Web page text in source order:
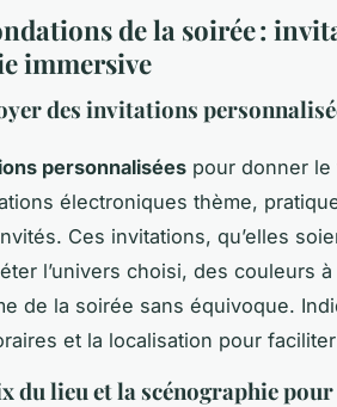
de la soirée :
immersive
des invitations
personnalisées pour donner
électroniques thème,
Ces invitations, qu’elles
l’univers choisi, des couleurs
de la soirée sans équivoque.
et la localisation pour
du lieu et la scénographie